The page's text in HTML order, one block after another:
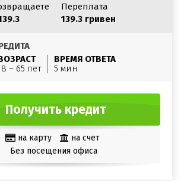
Переплата
139.3 гривен
– 65 лет
ВРЕМЯ ОТВЕТА
5 мин
Получить кредит
на карту
на счет
Без посещения офиса